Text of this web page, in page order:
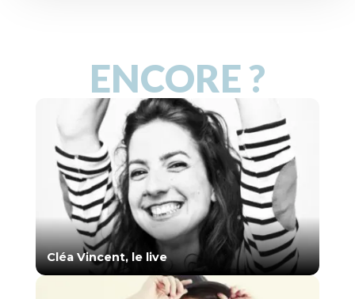
ENCORE ?
Cléa Vincent, le live